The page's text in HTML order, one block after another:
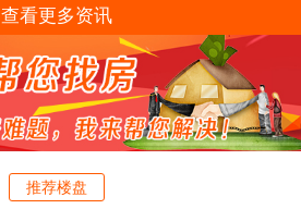
查看更多资讯
推荐楼盘